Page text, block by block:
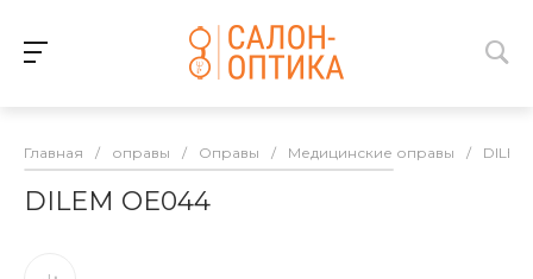
Главная / оправы / Оправы / Медицинские оправы / DILEM
DILEM OE044